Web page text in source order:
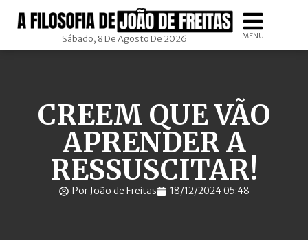
Sábado, 8 De Agosto De 2026 MENU
CREEM QUE VÃO
APRENDER A
RESSUSCITAR!
Por João de Freitas 18/12/2024 05:48